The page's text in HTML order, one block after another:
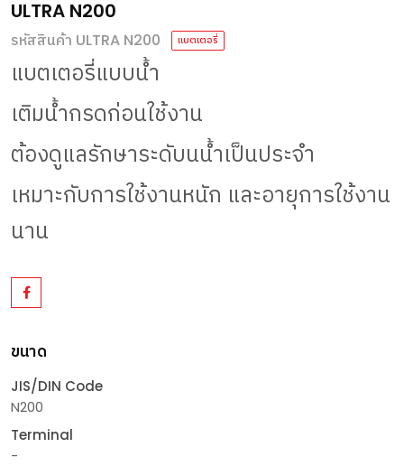
ULTRA N200
รหัสสินค้า ULTRA N200 แบตเตอรี่
แบตเตอรี่แบบน้ำ
เติมน้ำกรดก่อนใช้งาน
ต้องดูแลรักษาระดับนน้ำเป็นประจำ
เหมาะกับการใช้งานหนัก และอายุการใช้งาน
นาน
ขนาด
JIS/DIN Code
N200
Terminal
-